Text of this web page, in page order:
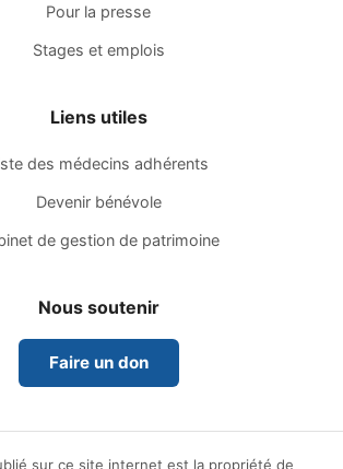
Pour la presse
Stages et emplois
Liens utiles
des médecins adhérents
Devenir bénévole
de gestion de patrimoine
Nous soutenir
Faire un don
sur ce site internet est la propriété de